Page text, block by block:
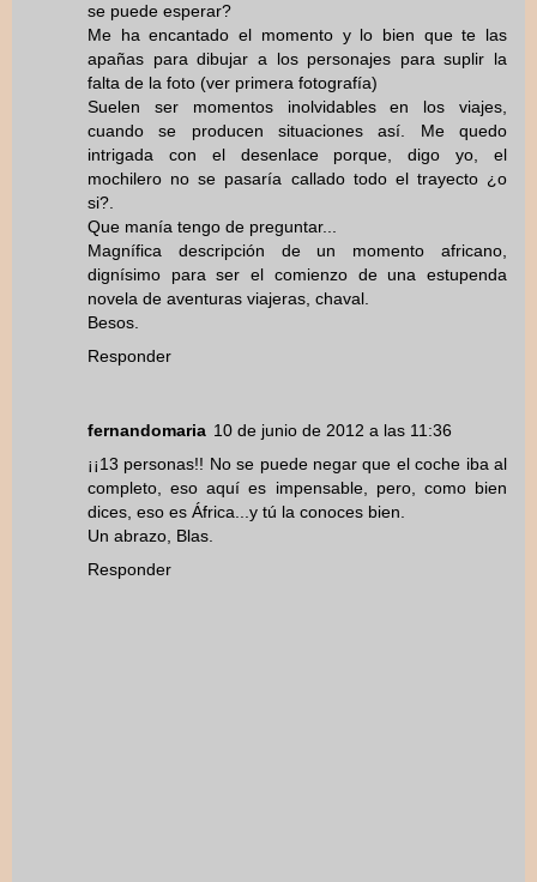
se puede esperar?
Me ha encantado el momento y lo bien que te las
apañas para dibujar a los personajes para suplir la
falta de la foto (ver primera fotografía)
Suelen ser momentos inolvidables en los viajes,
cuando se producen situaciones así. Me quedo
intrigada con el desenlace porque, digo yo, el
mochilero no se pasaría callado todo el trayecto ¿o
si?.
Que manía tengo de preguntar...
Magnífica descripción de un momento africano,
dignísimo para ser el comienzo de una estupenda
novela de aventuras viajeras, chaval.
Besos.
Responder
fernandomaria 10 de junio de 2012 a las 11:36
¡¡13 personas!! No se puede negar que el coche iba al
completo, eso aquí es impensable, pero, como bien
dices, eso es África...y tú la conoces bien.
Un abrazo, Blas.
Responder